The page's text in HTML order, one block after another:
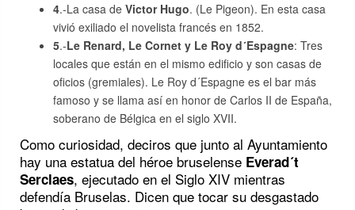
4.-La casa de Victor Hugo. (Le Pigeon). En esta casa
vivió exiliado el novelista francés en 1852.
5.-Le Renard, Le Cornet y Le Roy d´Espagne: Tres
locales que están en el mismo edificio y son casas de
oficios (gremiales). Le Roy d´Espagne es el bar más
famoso y se llama así en honor de Carlos II de España,
soberano de Bélgica en el siglo XVII.
Como curiosidad, deciros que junto al Ayuntamiento
hay una estatua del héroe bruselense Everad´t
Serclaes, ejecutado en el Siglo XIV mientras
defendía Bruselas. Dicen que tocar su desgastado